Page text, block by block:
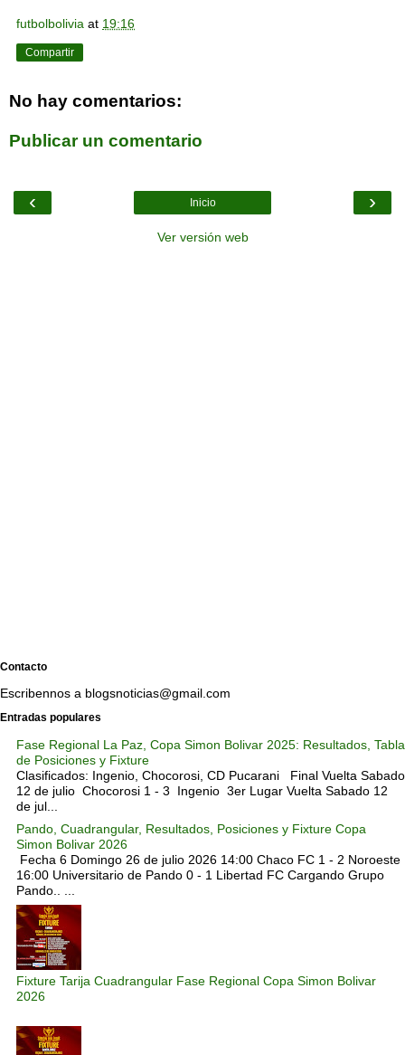
futbolbolivia at 19:16
Compartir
No hay comentarios:
Publicar un comentario
‹ ›
Inicio
Ver versión web
Contacto
Escribennos a blogsnoticias@gmail.com
Entradas populares
Fase Regional La Paz, Copa Simon Bolivar 2025: Resultados, Tabla
de Posiciones y Fixture
Clasificados: Ingenio, Chocorosi, CD Pucarani Final Vuelta Sabado
12 de julio Chocorosi 1 - 3 Ingenio 3er Lugar Vuelta Sabado 12
de jul...
Pando, Cuadrangular, Resultados, Posiciones y Fixture Copa
Simon Bolivar 2026
Fecha 6 Domingo 26 de julio 2026 14:00 Chaco FC 1 - 2 Noroeste
16:00 Universitario de Pando 0 - 1 Libertad FC Cargando Grupo
Pando.. ...
Fixture Tarija Cuadrangular Fase Regional Copa Simon Bolivar
2026